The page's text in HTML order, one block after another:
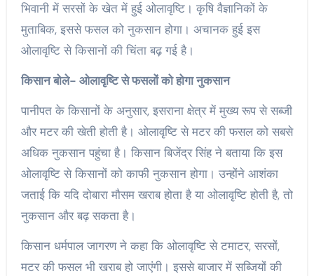
भिवानी में सरसों के खेत में हुई ओलावृष्टि। कृषि वैज्ञानिकों के
मुताबिक, इससे फसल को नुकसान होगा। अचानक हुई इस
ओलावृष्टि से किसानों की चिंता बढ़ गई है।
किसान बोले- ओलावृष्टि से फसलों को होगा नुकसान
पानीपत के किसानों के अनुसार, इसराना क्षेत्र में मुख्य रूप से सब्जी
और मटर की खेती होती है। ओलावृष्टि से मटर की फसल को सबसे
अधिक नुकसान पहुंचा है। किसान बिजेंद्र सिंह ने बताया कि इस
ओलावृष्टि से किसानों को काफी नुकसान होगा। उन्होंने आशंका
जताई कि यदि दोबारा मौसम खराब होता है या ओलावृष्टि होती है, तो
नुकसान और बढ़ सकता है।
किसान धर्मपाल जागरण ने कहा कि ओलावृष्टि से टमाटर, सरसों,
मटर की फसल भी खराब हो जाएंगी। इससे बाजार में सब्जियों की